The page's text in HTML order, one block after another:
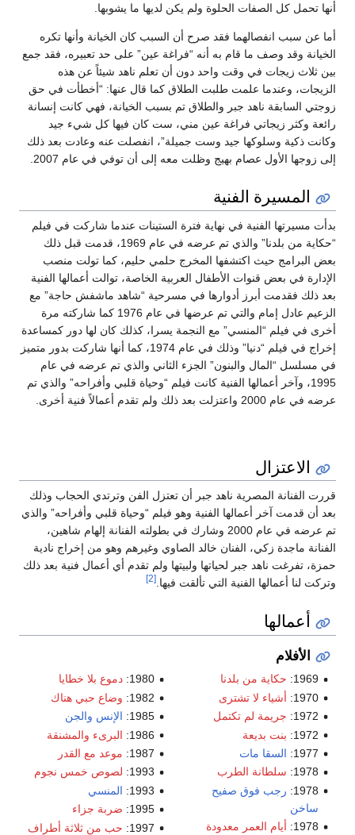
أنها تحمل كل الصفات الحلوة ولم يكن لديها ما يشوبها.
أما عن سبب انفصالهما فقد صرح أن السبب كان الخيانة وأنها تكره
الخيانة وقد وصف ما قام به أنه “فراغة عين” على حد تعبيره، فقد جمع
بين ثلاث زيجات في وقت واحد دون أن تعلم ناهد شيئاً عن هذه
الزيجات، وعندما علمت طلبت الطلاق كما قال عنها: “أخطأت في حق
زوجتي السابقة ناهد جبر والطلاق تم بسبب الخيانة، فهي كانت إنسانة
رائعة وكثر زيجاتي فراغة عين مني، ست كان فيها كل شيء جيد
وكانت ذكية وسلوكها جيد وست جميلة”، انفصلت عنه وعادت بعد ذلك
إلى زوجها الأول عصام بهيج وظلت معه إلى أن توفي في عام 2007.
المسيرة الفنية
بدأت مسيرتها الفنية في نهاية فترة الستينات عندما شاركت في فيلم
“حكاية من بلدنا” والذي تم عرضه في عام 1969، قدمت قبل ذلك
بعض البرامج حيث اكتشفها المخرج حلمي حليم، كما تولت منصب
الإدارة في بعض قنوات الأطفال العربية الخاصة، توالت أعمالها الفنية
بعد ذلك فقدمت أبرز أدوارها في مسرحية “شاهد ماشفش حاجة” مع
الزعيم عادل إمام والتي تم عرضها في عام 1976 كما شاركته مرة
أخرى في فيلم “المنسي” مع النجمة يسرا، كذلك كان لها دور كمساعدة
إخراج في فيلم “دنيا” وذلك في عام 1974، كما أنها شاركت بدور متميز
في مسلسل “المال والبنون” الجزء الثاني والذي تم عرضه في عام
1995، وآخر أعمالها الفنية كانت فيلم “وحياة قلبي وأفراحه” والذي تم
عرضه في عام 2000 واعتزلت بعد ذلك ولم تقدم أعمالاً فنية أخرى.
الاعتزال
قررت الفنانة المصرية ناهد جبر أن تعتزل الفن وترتدي الحجاب وذلك
بعد أن قدمت آخر أعمالها الفنية وهو فيلم “وحياة قلبي وأفراحه” والذي
تم عرضه في عام 2000 وشارك في بطولته الفنانة إلهام شاهين،
الفنانة ماجدة زكي، الفنان خالد الصاوي وغيرهم وهو من إخراج نادية
حمزة، تفرغت ناهد جبر لحياتها ولبيتها ولم تقدم أي أعمال فنية بعد ذلك
وتركت لنا أعمالها الفنية التي تألقت فيها.[2]
أعمالها
الأفلام
1969:
حكاية من بلدنا
1970:
أشياء لا تشترى
1972:
جريمة لم تكتمل
1972:
بنت بديعة
1977:
السقا مات
1978:
سلطانة الطرب
1978:
رجب فوق صفيح
ساخن
1978:
أيام العمر معدودة
1980: دموع بلا خطايا
1982:
وضاع حبي هناك
1985:
الإنس والجن
1986:
البرىء والمشنقة
1987:
موعد مع القدر
1993:
لصوص خمس نجوم
1993:
المنسي
1995:
ضربة جزاء
1997:
حب من ثلاثة أطراف